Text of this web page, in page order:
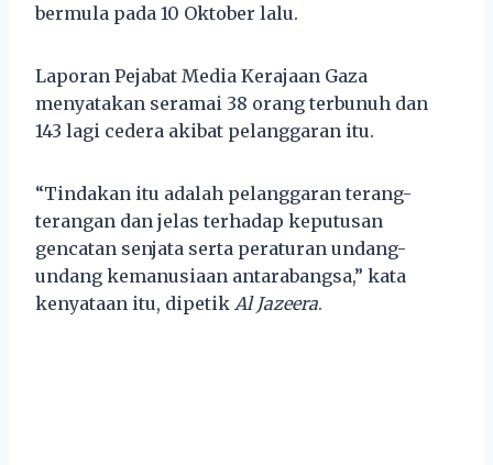
bermula pada 10 Oktober lalu.
Laporan Pejabat Media Kerajaan Gaza
menyatakan seramai 38 orang terbunuh dan
143 lagi cedera akibat pelanggaran itu.
“Tindakan itu adalah pelanggaran terang-
terangan dan jelas terhadap keputusan
gencatan senjata serta peraturan undang-
undang kemanusiaan antarabangsa,” kata
kenyataan itu, dipetik Al Jazeera.